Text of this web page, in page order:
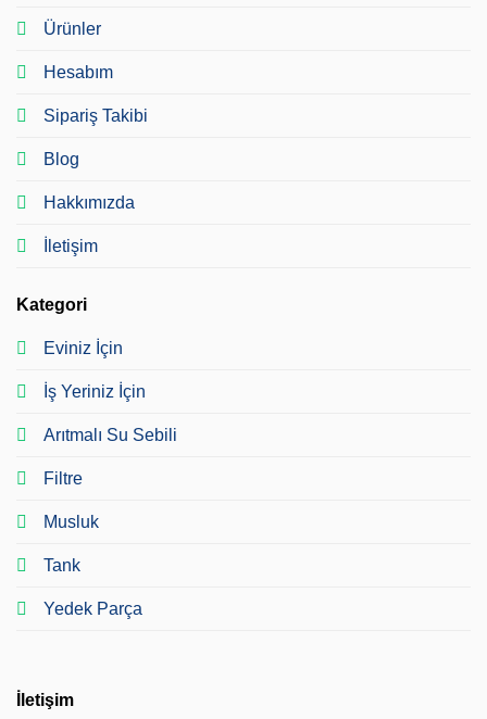
Ürünler
Hesabım
Sipariş Takibi
Blog
Hakkımızda
İletişim
Kategori
Eviniz İçin
İş Yeriniz İçin
Arıtmalı Su Sebili
Filtre
Musluk
Tank
Yedek Parça
İletişim